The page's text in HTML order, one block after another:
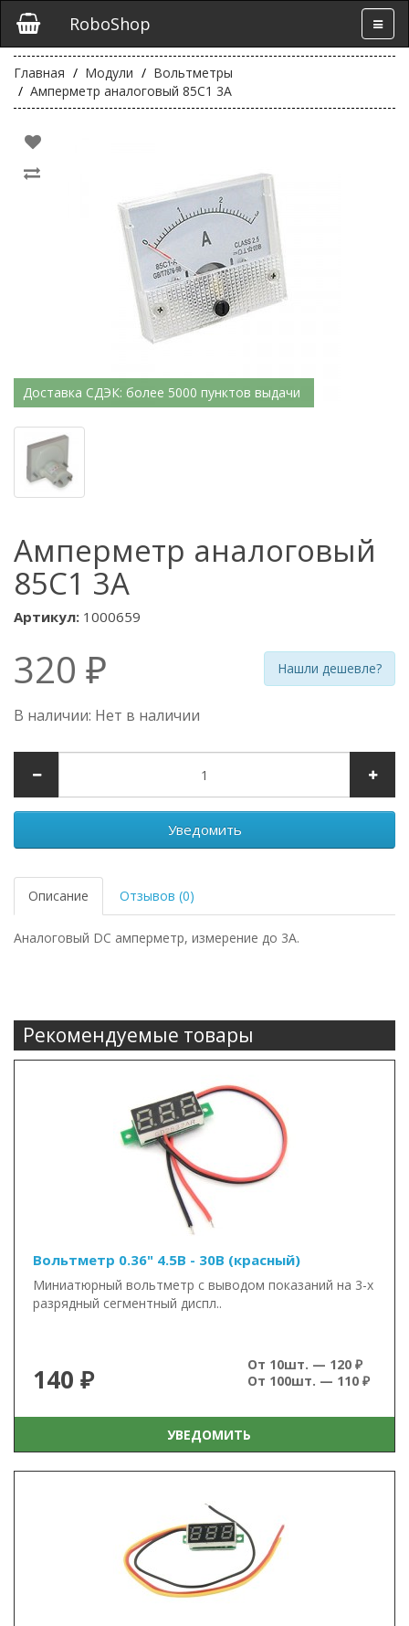
RoboShop
Главная Модули
Вольтметры
Амперметр аналоговый 85С1 3А
Доставка СДЭК: более 5000 пунктов выдачи
Амперметр аналоговый
85С1 3А
Артикул: 1000659
320 ₽ Нашли дешевле?
В наличии: Нет в наличии
Уведомить
Описание Отзывов (0)
Аналоговый DC амперметр, измерение до 3А.
Рекомендуемые товары
Вольтметр 0.36" 4.5В - 30В (красный)
Миниатюрный вольтметр с выводом показаний на 3-х
разрядный сегментный диспл..
140 ₽
От 10шт. — 120 ₽
От 100шт. — 110 ₽
УВЕДОМИТЬ